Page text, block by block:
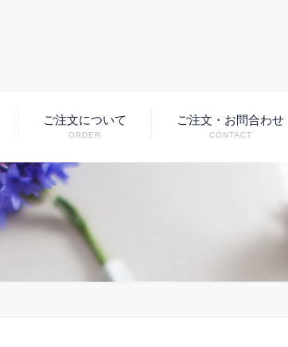
ご注文について
ORDER
ご注文・お問合わせ
CONTACT